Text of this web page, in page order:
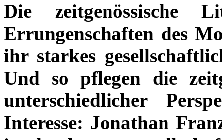
Die zeitgenössische
Errungenschaften des
ihr starkes
Und so pflegen die
unterschiedlicher
Interesse: Jonathan